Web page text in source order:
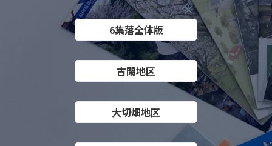
6集落全体版
古閑地区
大切畑地区